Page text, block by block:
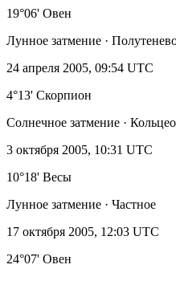
19°06' Овен
Лунное затмение ·
24 апреля 2005, 09:54 UTC
4°13' Скорпион
Солнечное затмение ·
3 октября 2005, 10:31 UTC
10°18' Весы
Лунное затмение · Частное
17 октября 2005, 12:03 UTC
24°07' Овен